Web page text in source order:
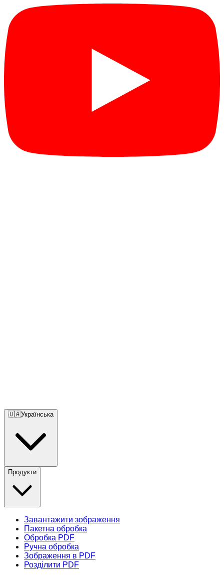
🇺🇦Українська
Продукти
Завантажити зображення
Пакетна обробка
Обробка PDF
Ручна обробка
Зображення в PDF
Розділити PDF